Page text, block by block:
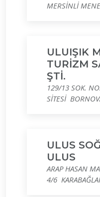
MERSİNLİ
ULUIŞIK
TURİZM
ŞTİ.
129/13 SOK.
SİTESİ
ULUS
ULUS
ARAP HASAN
4/6